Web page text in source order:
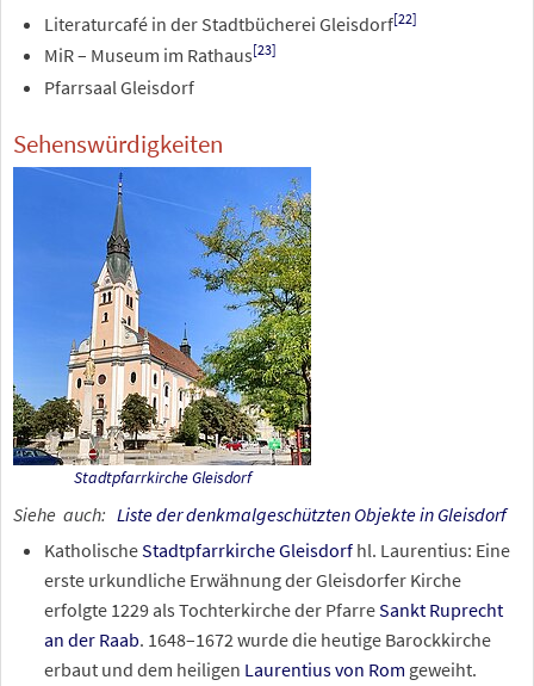
Literaturcafé in der Stadtbücherei Gleisdorf[22]
MiR – Museum im Rathaus[23]
Pfarrsaal Gleisdorf
Sehenswürdigkeiten
Stadtpfarrkirche Gleisdorf
Siehe auch: Liste der denkmalgeschützten Objekte in Gleisdorf
KatholischeStadtpfarrkirche Gleisdorfhl. Laurentius: Eine
erste urkundliche Erwähnung der Gleisdorfer Kirche
erfolgte 1229 als Tochterkirche der PfarreSankt Ruprecht
an der Raab. 1648–1672 wurde die heutige Barockkirche
erbaut und dem heiligen Laurentius von Rom geweiht.